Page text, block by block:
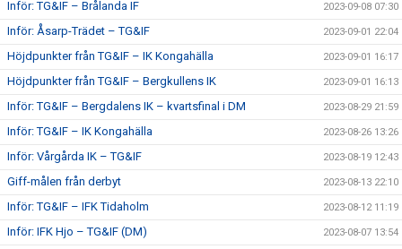
Inför: TG&IF – Brålanda IF 2023-09-08 07:30
Inför: Åsarp-Trädet – TG&IF 2023-09-01 22:04
Höjdpunkter från TG&IF – IK Kongahälla 2023-09-01 16:17
Höjdpunkter från TG&IF – Bergkullens IK 2023-09-01 16:13
Inför: TG&IF – Bergdalens IK – kvartsfinal i DM 2023-08-29 21:59
Inför: TG&IF – IK Kongahälla 2023-08-26 13:26
Inför: Vårgårda IK – TG&IF 2023-08-19 12:43
Giff-målen från derbyt 2023-08-13 22:10
Inför: TG&IF – IFK Tidaholm 2023-08-12 11:19
Inför: IFK Hjo – TG&IF (DM) 2023-08-07 13:54